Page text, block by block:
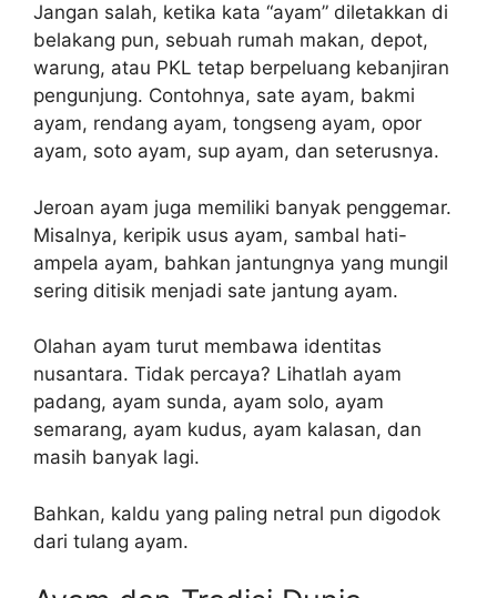
Jangan salah, ketika kata “ayam” diletakkan di
belakang pun, sebuah rumah makan, depot,
warung, atau PKL tetap berpeluang kebanjiran
pengunjung. Contohnya, sate ayam, bakmi
ayam, rendang ayam, tongseng ayam, opor
ayam, soto ayam, sup ayam, dan seterusnya.
Jeroan ayam juga memiliki banyak penggemar.
Misalnya, keripik usus ayam, sambal hati-
ampela ayam, bahkan jantungnya yang mungil
sering ditisik menjadi sate jantung ayam.
Olahan ayam turut membawa identitas
nusantara. Tidak percaya? Lihatlah ayam
padang, ayam sunda, ayam solo, ayam
semarang, ayam kudus, ayam kalasan, dan
masih banyak lagi.
Bahkan, kaldu yang paling netral pun digodok
dari tulang ayam.